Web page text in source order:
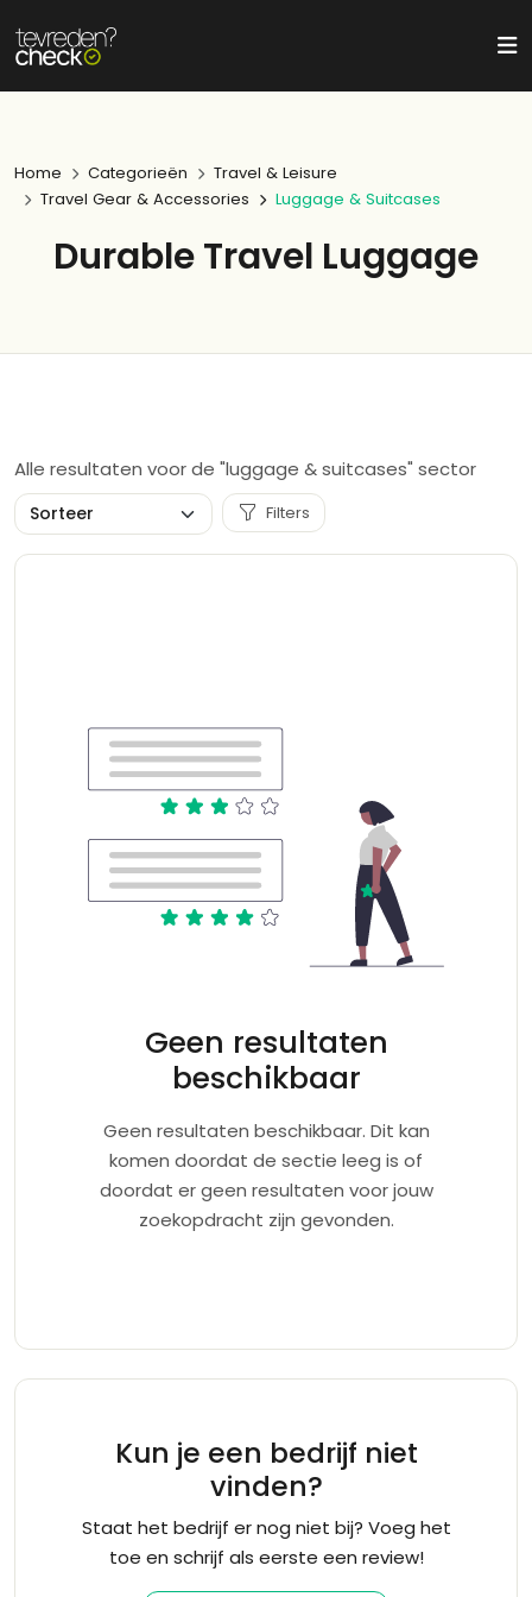
Home Categorieën
Travel & Leisure
Travel Gear & Accessories
Luggage & Suitcases
Durable Travel Luggage
Alle resultaten voor de "luggage & suitcases" sector
Filters
Geen resultaten
beschikbaar
Geen resultaten beschikbaar. Dit kan
komen doordat de sectie leeg is of
doordat er geen resultaten voor jouw
zoekopdracht zijn gevonden.
Kun je een bedrijf niet
vinden?
Staat het bedrijf er nog niet bij? Voeg het
toe en schrijf als eerste een review!